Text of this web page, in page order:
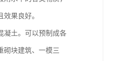
果良好。
凝土。可以预制成各
砌块建筑、一模三